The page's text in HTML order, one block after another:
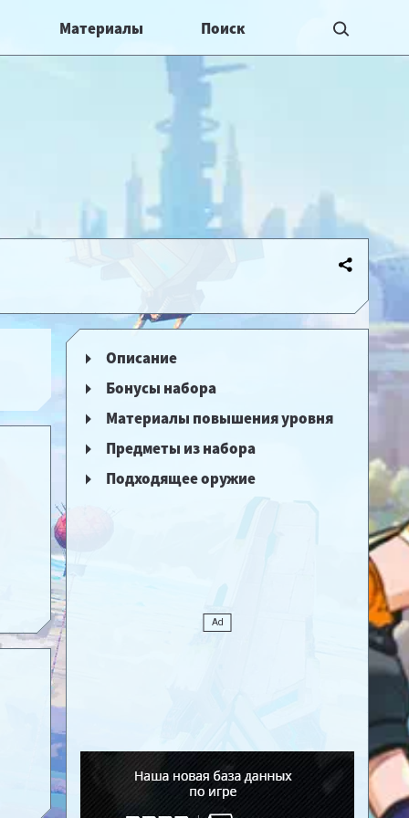
Материалы
Описание
Бонусы набора
Материалы повышения уровня
Предметы из набора
Подходящее оружие